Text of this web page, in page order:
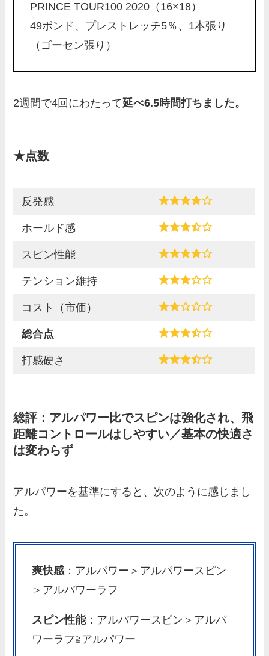
PRINCE TOUR100 2020（16×18）
49ポンド、プレストレッチ5％、1本張り
（ゴーセン張り）
2週間で4回にわたって延べ6.5時間打ちました。
★点数
反発感
ホールド感
スピン性能
テンション維持
コスト（市価）
総合点
打感硬さ
総評：アルパワー比でスピンは強化され、飛
距離コントロールはしやすい／基本の快適さ
は変わらず
アルパワーを基準にすると、次のように感じまし
た。
爽快感 ：アルパワー＞アルパワースピン
＞アルパワーラフ
スピン性能：アルパワースピン＞アルパ
ワーラフ≧アルパワー